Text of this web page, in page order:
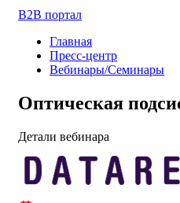
B2B портал
Главная
Пресс-центр
Вебинары/Семинары
Оптическая
Детали вебинара